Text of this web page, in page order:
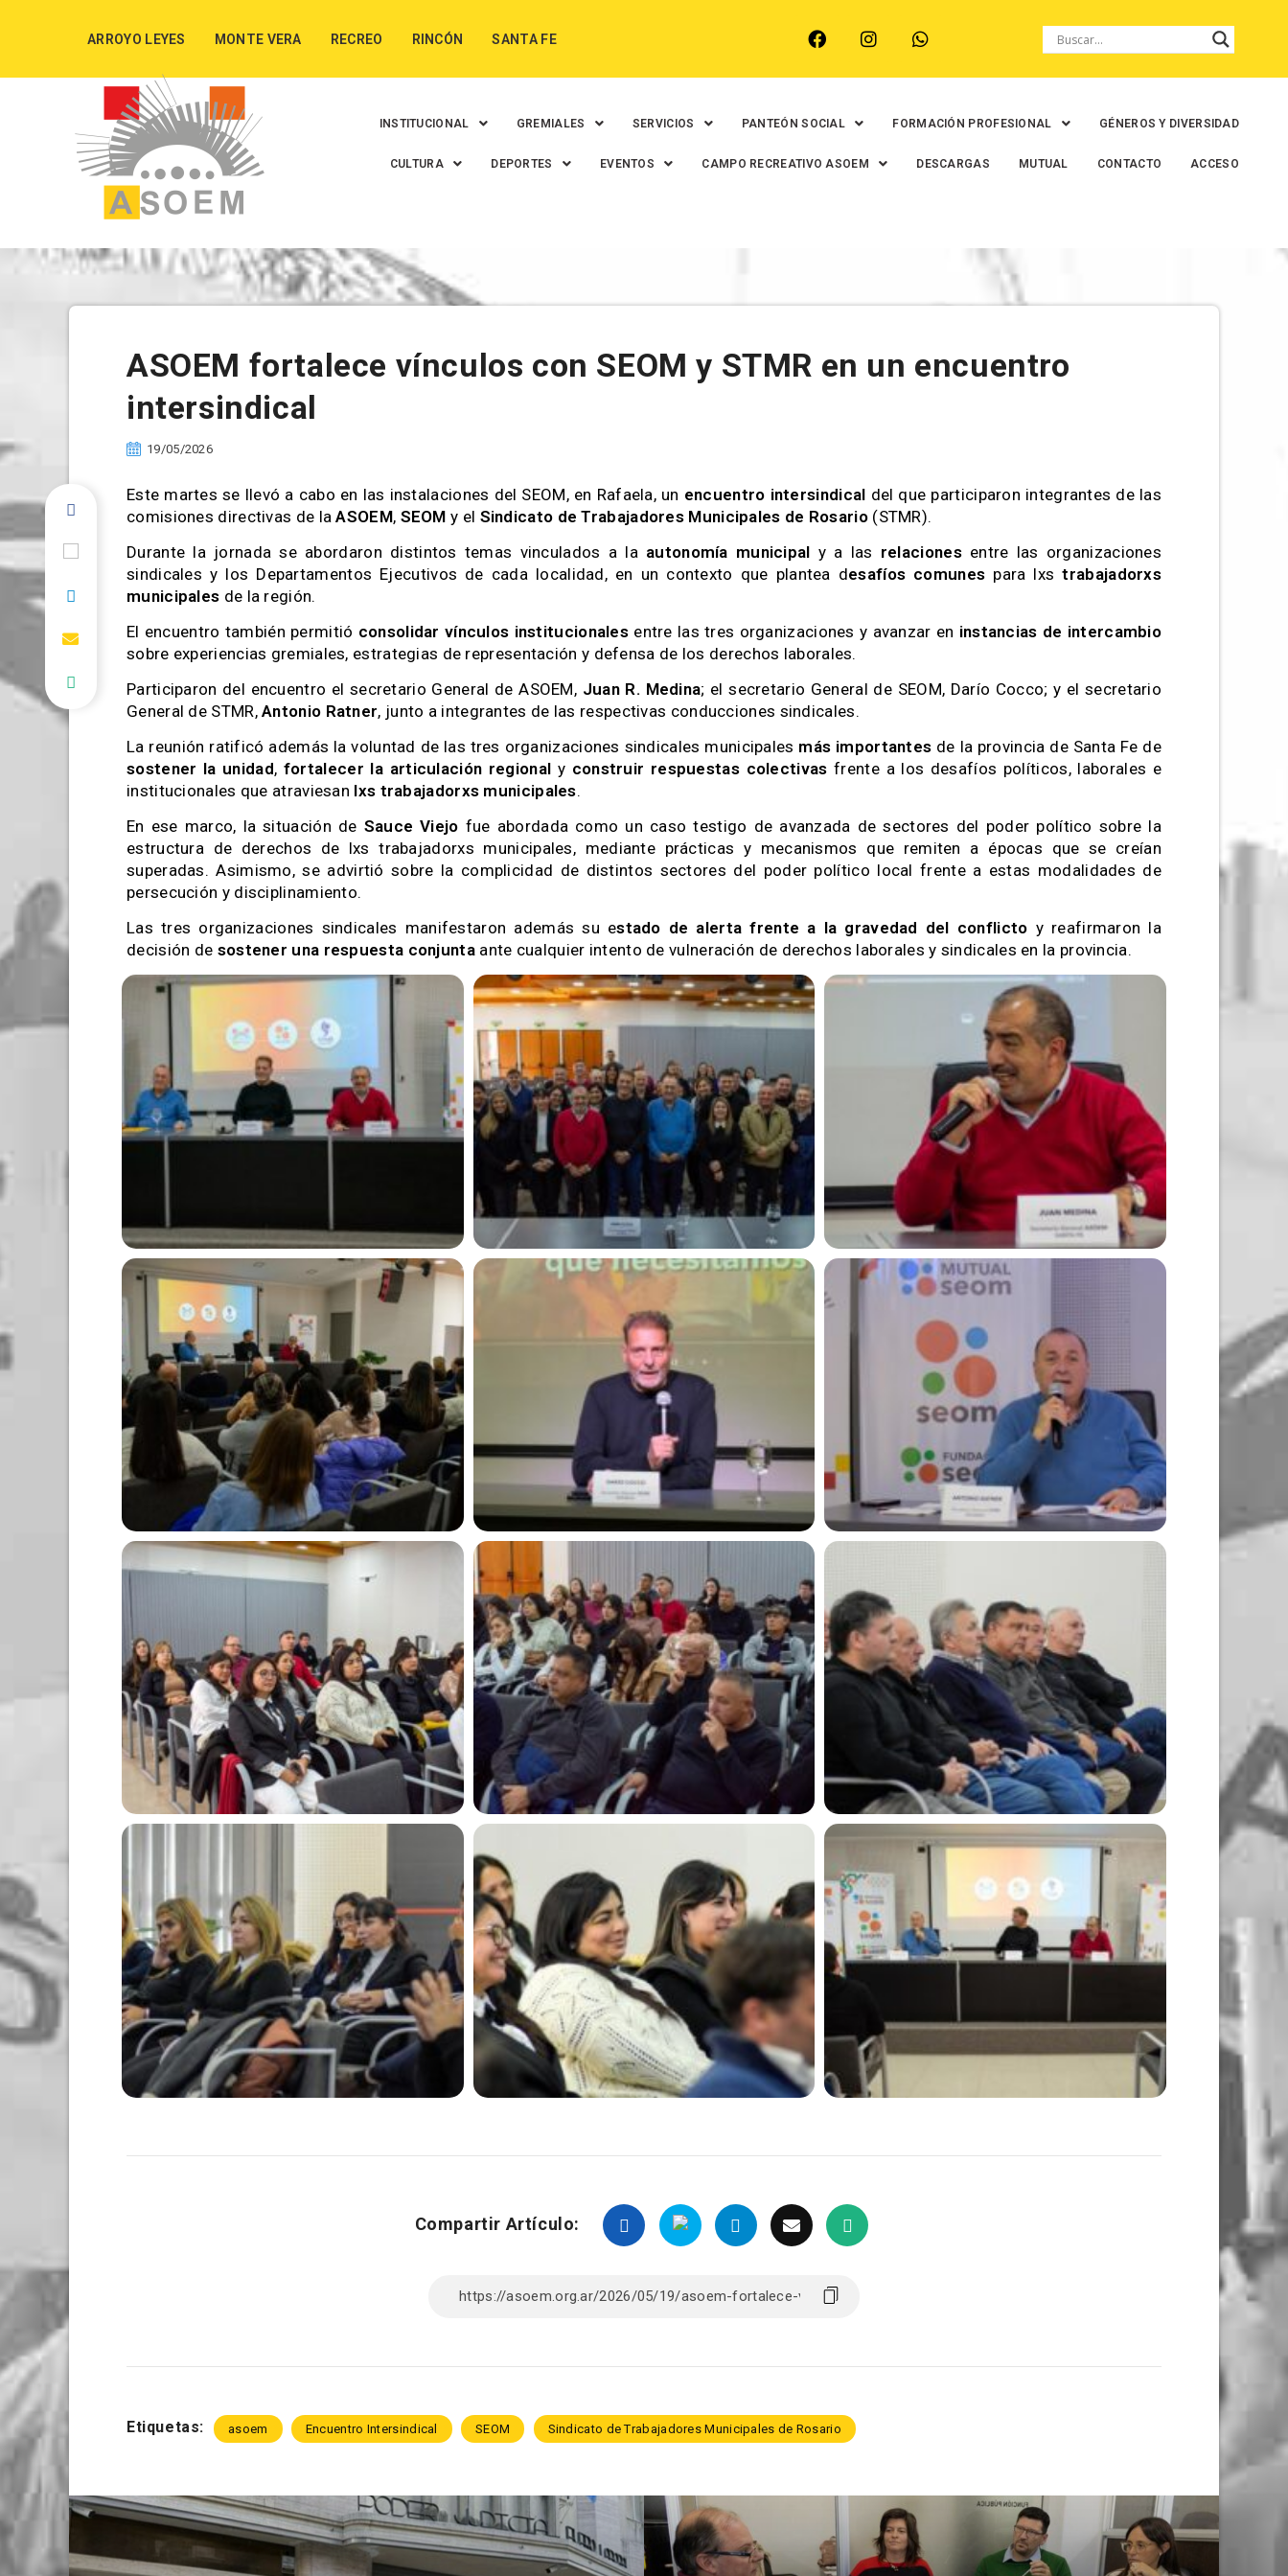
ARROYO LEYES MONTE VERA RECREO RINCÓN SANTA FE
INSTITUCIONAL GREMIALES SERVICIOS PANTEÓN SOCIAL FORMACIÓN PROFESIONAL GÉNEROS Y DIVERSIDAD
CULTURA DEPORTES EVENTOS CAMPO RECREATIVO ASOEM DESCARGAS MUTUAL CONTACTO ACCESO
ASOEM fortalece vínculos con SEOM y STMR en un encuentro
intersindical
19/05/2026
Este martes se llevó a cabo en las instalaciones del SEOM, en Rafaela, un encuentro intersindical del que participaron integrantes de las
comisiones directivas de laASOEM, SEOM y el Sindicato de Trabajadores Municipales de Rosario(STMR).
Durante la jornada se abordaron distintos temas vinculados a la autonomía municipal y a las relaciones entre las organizaciones
sindicales y los Departamentos Ejecutivos de cada localidad, en un contexto que plantea desafíos comunes para lxstrabajadorxs
municipales de la región.
El encuentro también permitió consolidar vínculos institucionales entre las tres organizaciones y avanzar en instancias de intercambio
sobre experiencias gremiales, estrategias de representación y defensa de los derechos laborales.
Participaron del encuentro el secretario General de ASOEM, Juan R. Medina; el secretario General de SEOM, Darío Cocco; y el secretario
General de STMR,Antonio Ratner, junto a integrantes de las respectivas conducciones sindicales.
La reunión ratificó además la voluntad de las tres organizaciones sindicales municipales más importantes de la provincia de Santa Fe de
sostener la unidad, fortalecer la articulación regional y construir respuestas colectivas frente a los desafíos políticos, laborales e
institucionales que atraviesan lxs trabajadorxs municipales.
En ese marco, la situación de Sauce Viejo fue abordada como un caso testigo de avanzada de sectores del poder político sobre la
estructura de derechos de lxs trabajadorxs municipales, mediante prácticas y mecanismos que remiten a épocas que se creían
superadas. Asimismo, se advirtió sobre la complicidad de distintos sectores del poder político local frente a estas modalidades de
persecución y disciplinamiento.
Las tres organizaciones sindicales manifestaron además su estado de alerta frente a la gravedad del conflicto y reafirmaron la
decisión de sostener una respuesta conjuntaante cualquier intento de vulneración de derechos laborales y sindicales en la provincia.
Compartir Artículo:
Etiquetas: asoem Encuentro Intersindical SEOM Sindicato de Trabajadores Municipales de Rosario